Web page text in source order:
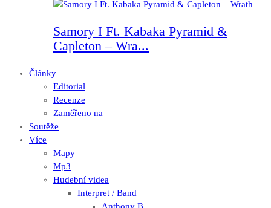
Samory I Ft. Kabaka Pyramid &
Capleton – Wra...
Články
Editorial
Recenze
Zaměřeno na
Soutěže
Více
Mapy
Mp3
Hudební videa
Interpret / Band